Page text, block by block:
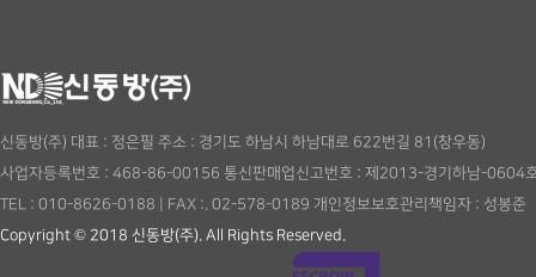
신동방(주) 대표 : 정은필 주소 : 경기도 하남시 하남대로 622번길 81(창우동)
사업자등록번호 : 468-86-00156 통신판매업신고번호 : 제2013-경기하남-0604
TEL : 010-8626-0188
FAX :. 02-578-0189 개인정보보호관리책임자 : 성봉준
Copyright © 2018 신동방(주). All Rights Reserved.